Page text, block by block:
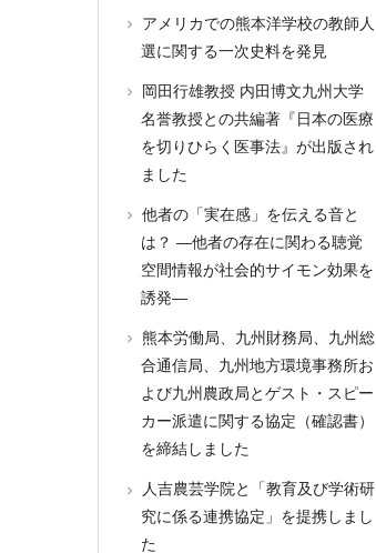
アメリカでの熊本洋学校の教師人
選に関する一次史料を発見
岡田行雄教授 内田博文九州大学
名誉教授との共編著『日本の医療
を切りひらく医事法』が出版され
ました
他者の「実在感」を伝える音と
は？ ―他者の存在に関わる聴覚
空間情報が社会的サイモン効果を
誘発―
熊本労働局、九州財務局、九州総
合通信局、九州地方環境事務所お
よび九州農政局とゲスト・スピー
カー派遣に関する協定（確認書）
を締結しました
人吉農芸学院と「教育及び学術研
究に係る連携協定」を提携しまし
た